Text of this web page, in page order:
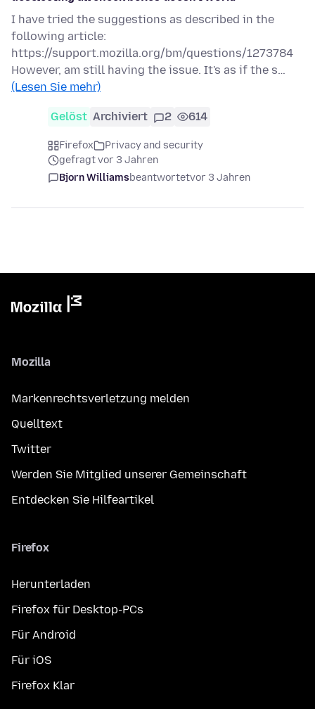
I have tried the suggestions as described in the
following article:
https://support.mozilla.org/bm/questions/1273784
However, am still having the issue. It's as if the s…
(Lesen Sie mehr)
Gelöst Archiviert 2 614
Firefox
Privacy and security
gefragt vor 3 Jahren
Bjorn Williamsbeantwortetvor 3 Jahren
Mozilla
Markenrechtsverletzung melden
Quelltext
Twitter
Werden Sie Mitglied unserer Gemeinschaft
Entdecken Sie Hilfeartikel
Firefox
Herunterladen
Firefox für Desktop-PCs
Für Android
Für iOS
Firefox Klar